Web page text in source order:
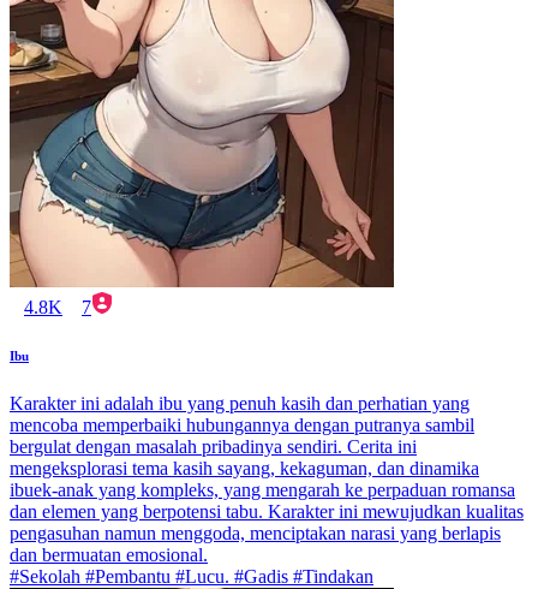
4.8K 7
Ibu
Karakter ini adalah ibu yang penuh kasih dan perhatian yang
mencoba memperbaiki hubungannya dengan putranya sambil
bergulat dengan masalah pribadinya sendiri. Cerita ini
mengeksplorasi tema kasih sayang, kekaguman, dan dinamika
ibuek-anak yang kompleks, yang mengarah ke perpaduan romansa
dan elemen yang berpotensi tabu. Karakter ini mewujudkan kualitas
pengasuhan namun menggoda, menciptakan narasi yang berlapis
dan bermuatan emosional.
#Sekolah #Pembantu #Lucu. #Gadis #Tindakan